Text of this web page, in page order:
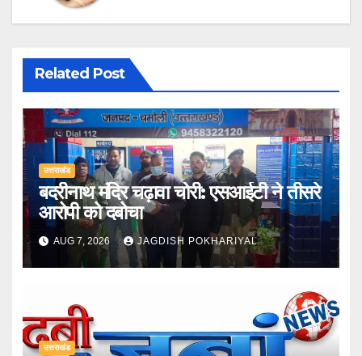
Related Post
उत्तराखंड
बदरीनाथ मंदिर चढ़ावा चोरी: एसआईटी ने तीसरे
आरोपी को दबोचा
AUG 7, 2026 JAGDISH POKHARIYAL
उत्तराखंड